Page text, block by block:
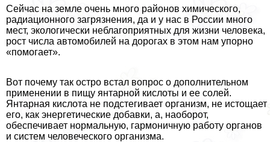
Сейчас на земле очень много районов химического,
радиационного загрязнения, да и у нас в России много
мест, экологически нeблагоприятных для жизни человека,
рост числа автомобилей на дорогах в этом нам упopно
«помогает».
Вот почему так остро встал вопрос о дополнительном
применении в пищу янтарной кислоты и ее солей.
Янтарная кислота не подстегивает организм, не истощает
его, как энергетические добавки, а, наоборот,
обеспечивает нормальную, гармоничную работу органов
и систем человеческого организма.